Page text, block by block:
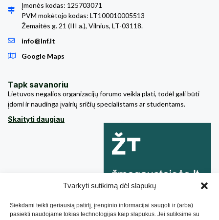
Tvarkyti sutikimą dėl slapukų
Siekdami teikti geriausią patirtį, įrenginio informacijai saugoti ir (arba)
pasiekti naudojame tokias technologijas kaip slapukus. Jei sutiksime su
Įmonės kodas: 125703071
PVM mokėtojo kodas: LT100010005513
Žemaitės g. 21 (III a.), Vilnius, LT-03118.
info@lnf.lt
Google Maps
Tapk savanoriu
Lietuvos negalios organizacijų forumo veikla plati, todėl gali būti
įdomi ir naudinga įvairių sričių specialistams ar studentams.
Skaityti daugiau